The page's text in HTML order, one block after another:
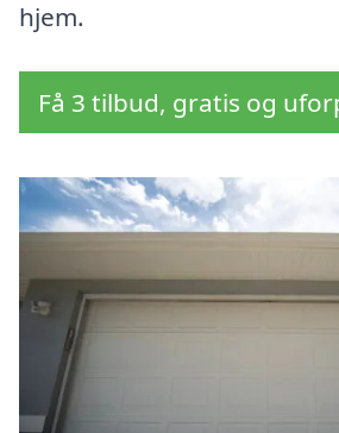
hjem.
Få 3 tilbud, gratis og